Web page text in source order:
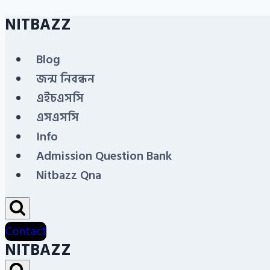
Skip
content
NITBAZZ
Blog
জন্ম নিবন্ধন
এইচএসসি
এসএসসি
Info
Admission Question Bank
Nitbazz Qna
Contact
NITBAZZ